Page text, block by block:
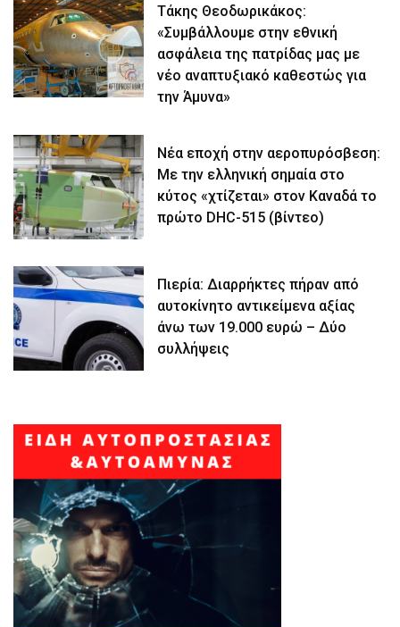
Τάκης Θεοδωρικάκος:
«Συμβάλλουμε στην εθνική
ασφάλεια της πατρίδας μας με
νέο αναπτυξιακό καθεστώς για
την Άμυνα»
Νέα εποχή στην αεροπυρόσβεση:
Με την ελληνική σημαία στο
κύτος «χτίζεται» στον Καναδά το
πρώτο DHC-515 (βίντεο)
Πιερία: Διαρρήκτες πήραν από
αυτοκίνητο αντικείμενα αξίας
άνω των 19.000 ευρώ – Δύο
συλλήψεις